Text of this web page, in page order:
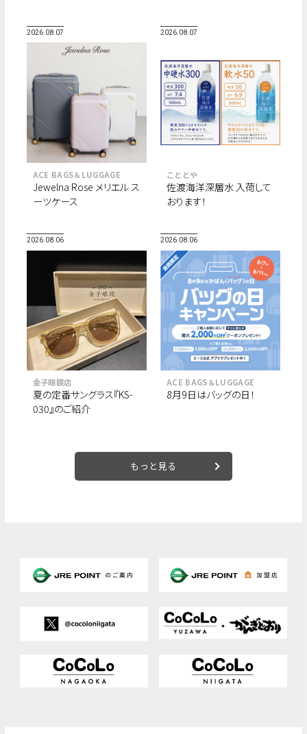
2026.08.07
ACE BAGS＆LUGGAGE
Jewelna Rose メリエル ス
ーツケース
2026.08.07
こととや
佐渡海洋深層水 入荷して
おります！
2026.08.06
金子眼鏡店
夏の定番サングラス『KS-
030』のご紹介
2026.08.06
ACE BAGS＆LUGGAGE
8月9日はバッグの日！
もっと見る